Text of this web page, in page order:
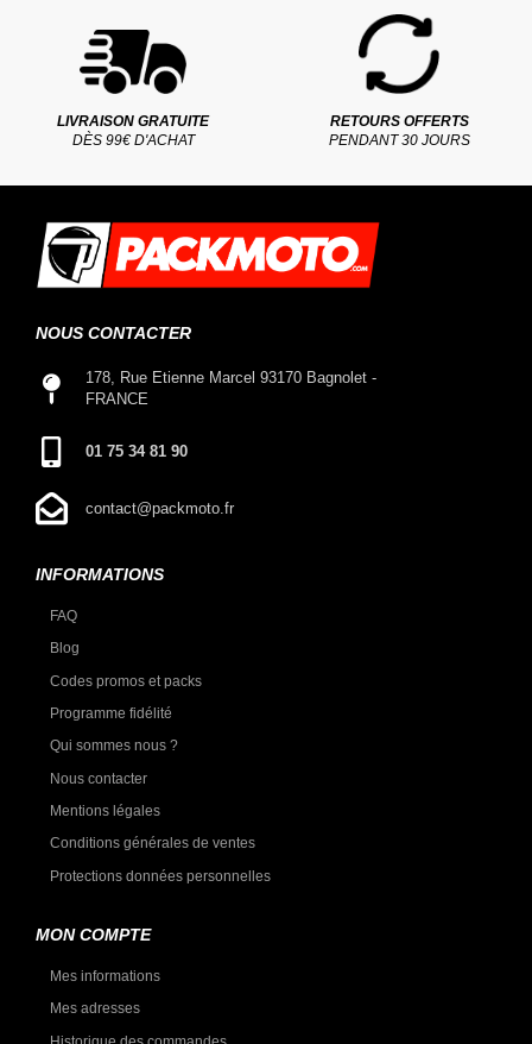
LIVRAISON GRATUITE
DÈS 99€ D'ACHAT
RETOURS OFFERTS
PENDANT 30 JOURS
NOUS CONTACTER
178, Rue Etienne Marcel 93170 Bagnolet -
FRANCE
01 75 34 81 90
contact@packmoto.fr
INFORMATIONS
FAQ
Blog
Codes promos et packs
Programme fidélité
Qui sommes nous ?
Nous contacter
Mentions légales
Conditions générales de ventes
Protections données personnelles
MON COMPTE
Mes informations
Mes adresses